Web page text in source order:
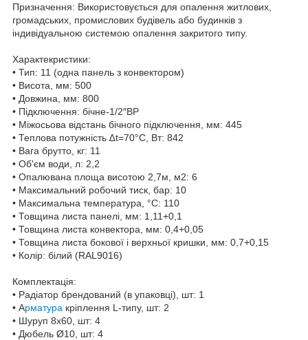
Призначення: Використовується для опалення житлових,
громадських, промислових будівель або будинків з
індивідуальною системою опалення закритого типу.
Характекристики:
• Тип: 11 (одна панель з конвектором)
• Висота, мм: 500
• Довжина, мм: 800
• Підключення: бічне-1/2″ВР
• Міжосьова відстань бічного підключення, мм: 445
• Теплова потужність ∆t=70°C, Вт: 842
• Вага брутто, кг: 11
• Об'єм води, л: 2,2
• Опалювана площа висотою 2,7м, м2: 6
• Максимальний робочий тиск, бар: 10
• Максимальна температура, °С: 110
• Товщина листа панелі, мм: 1,11+0,1
• Товщина листа конвектора, мм: 0,4+0,05
• Товщина листа бокової і верхньої кришки, мм: 0,7+0,15
• Колір: білий (RAL9016)
Комплектація:
• Радіатор брендований (в упаковці), шт: 1
• Арматура кріплення L-типу, шт: 2
• Шуруп 8х60, шт: 4
• Дюбель Ø10, шт: 4